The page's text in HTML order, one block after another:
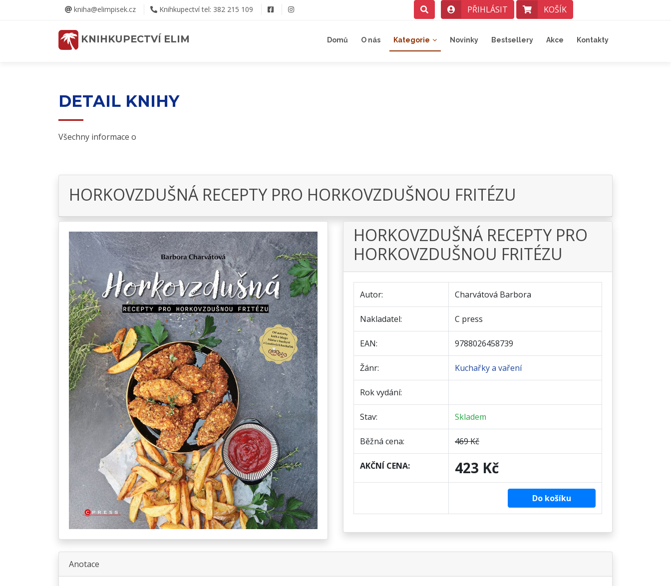
kniha@elimpisek.cz Knihkupectví tel: 382 215 109 PŘIHLÁSIT KOŠÍK
KNIHKUPECTVÍ ELIM Domů O nás Kategorie Novinky Bestsellery Akce Kontakty
DETAIL KNIHY
Všechny informace o
HORKOVZDUŠNÁ RECEPTY PRO HORKOVZDUŠNOU FRITÉZU
HORKOVZDUŠNÁ RECEPTY PRO
HORKOVZDUŠNOU FRITÉZU
Autor: Charvátová Barbora
Nakladatel: C press
EAN: 9788026458739
Žánr: Kuchařky a vaření
Rok vydání:
Stav: Skladem
Běžná cena: 469 Kč
AKČNÍ CENA: 423 Kč
Do košíku
Anotace